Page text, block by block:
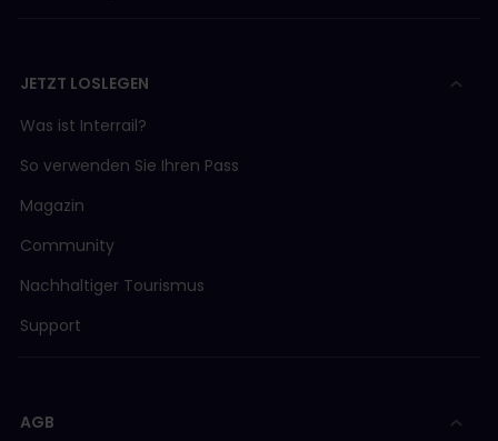
JETZT LOSLEGEN
Was ist Interrail?
So verwenden Sie Ihren Pass
Magazin
Community
Nachhaltiger Tourismus
Support
AGB